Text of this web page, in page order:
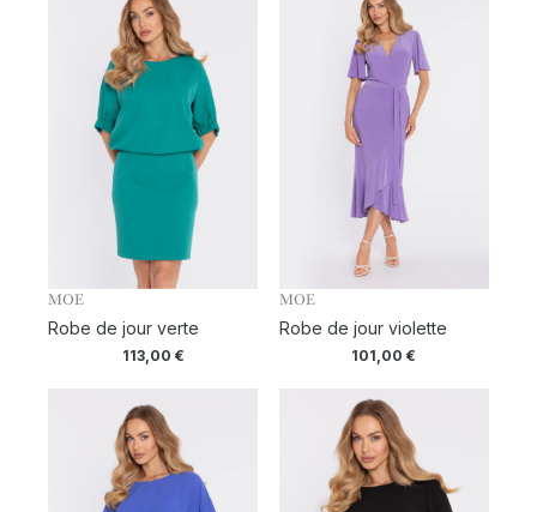
MOE
Robe de jour verte
113,00 €
MOE
Robe de jour violette
101,00€